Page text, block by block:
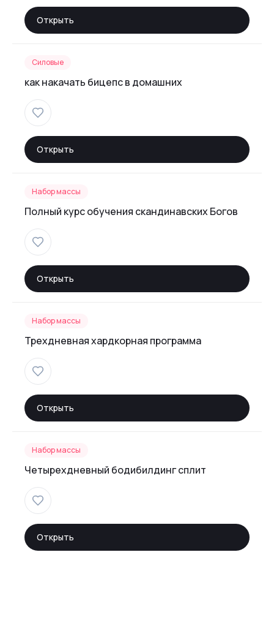
Открыть
Силовые
как накачать бицепс в домашних
Открыть
Набор массы
Полный курс обучения скандинавских Богов
Открыть
Набор массы
Трехдневная хардкорная программа
Открыть
Набор массы
Четырехдневный бодибилдинг сплит
Открыть